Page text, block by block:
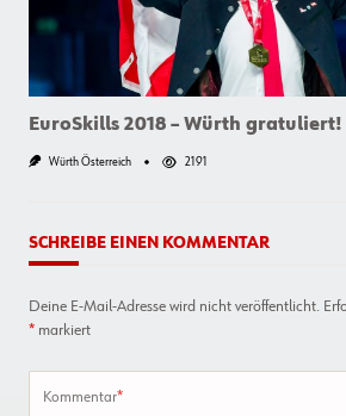
EuroSkills 2018 – Würth gratuliert!
Würth Österreich 2191
SCHREIBE EINEN KOMMENTAR
Deine E-Mail-Adresse wird nicht veröffentlicht.
* markiert
Kommentar*